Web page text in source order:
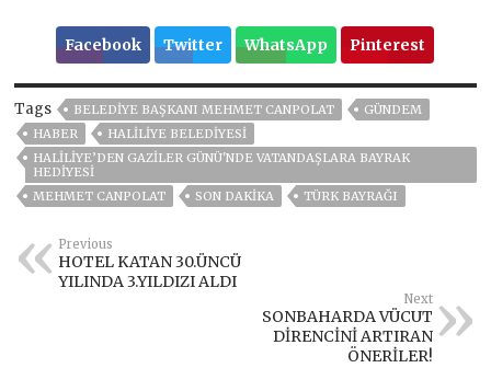
Facebook Twitter WhatsApp Pinterest
Tags BELEDIYE BAŞKANI MEHMET CANPOLAT
GÜNDEM
HABER
HALİLİYE BELEDİYESİ
HALİLİYE’DEN GAZİLER GÜNÜ'NDE VATANDAŞLARA BAYRAK
HEDİYESİ
MEHMET CANPOLAT
SON DAKIKA TÜRK BAYRAĞI
Previous
HOTEL KATAN 30.ÜNCÜ
YILINDA 3.YILDIZI ALDI
Next
SONBAHARDA VÜCUT
DİRENCİNİ ARTIRAN
ÖNERİLER!